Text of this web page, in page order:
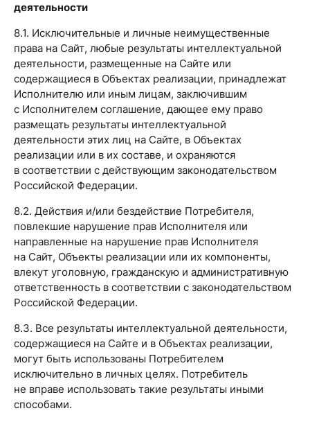
деятельности
8.1. Исключительные и личные неимущественные
права на Сайт, любые результаты интеллектуальной
деятельности, размещенные на Сайте или
содержащиеся в Объектах реализации, принадлежат
Исполнителю или иным лицам, заключившим
с Исполнителем соглашение, дающее ему право
размещать результаты интеллектуальной
деятельности этих лиц на Сайте, в Объектах
реализации или в их составе, и охраняются
в соответствии с действующим законодательством
Российской Федерации.
8.2. Действия и/или бездействие Потребителя,
повлекшие нарушение прав Исполнителя или
направленные на нарушение прав Исполнителя
на Сайт, Объекты реализации или их компоненты,
влекут уголовную, гражданскую и административную
ответственность в соответствии с законодательством
Российской Федерации.
8.3. Все результаты интеллектуальной деятельности,
содержащиеся на Сайте и в Объектах реализации,
могут быть использованы Потребителем
исключительно в личных целях. Потребитель
не вправе использовать такие результаты иными
способами.